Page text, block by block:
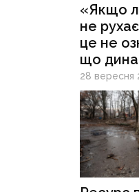
«Якщо
не
це не
що
28 вересня